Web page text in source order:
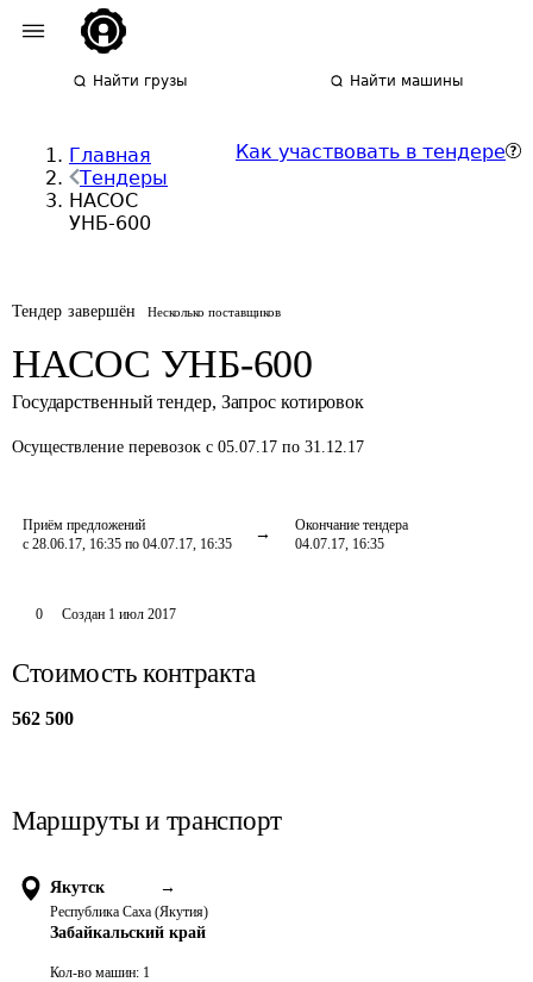
Найти грузы Найти машины
Главная
Тендеры
НАСОС
УНБ-600
Как участвовать в тендере
Тендер завершён Несколько поставщиков
НАСОС УНБ-600
Государственный тендер, Запрос котировок
Осуществление перевозок с 05.07.17 по 31.12.17
Приём предложений
с 28.06.17, 16:35 по 04.07.17, 16:35
Окончание тендера
04.07.17, 16:35
0 Создан 1 июл 2017
Стоимость контракта
562 500
Маршруты и транспорт
Якутск →
Республика Саха (Якутия)
Забайкальский край
Кол-во машин: 1